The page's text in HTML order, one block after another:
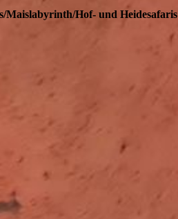
Maislabyrinth/Hof- und Heidesafaris